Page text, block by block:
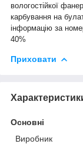
вологостійкої
карбування на
інформацію за
40%
Приховати
Основні
Виробник